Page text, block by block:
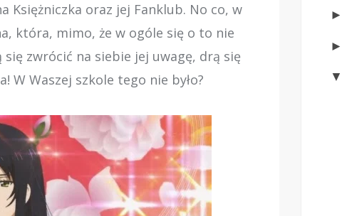
Księżniczka oraz jej Fanklub. No co, w
która, mimo, że w ogóle się o to nie
zwrócić na siebie jej uwagę, drą się
W Waszej szkole tego nie było?
►
►
▼